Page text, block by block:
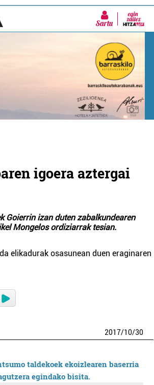
Sartu
igoera aztergai
Goierrin izan duten zabalkundearen
Mongelos ordiziarrak tesian.
elikadurak osasunean duen eraginaren
2017/10/30